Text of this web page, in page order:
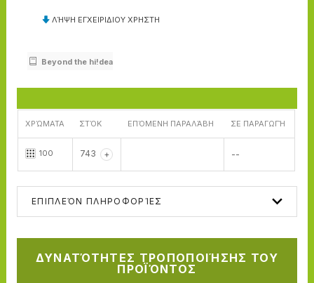
ΛΉΨΗ ΕΓΧΕΙΡΙΔΙΟΥ ΧΡΗΣΤΗ
Beyond the hi!dea
ΧΡΏΜΑΤΑ ΣΤΌΚ ΕΠΌΜΕΝΗ ΠΑΡΑΛΆΒΗ ΣΕ ΠΑΡΑΓΩΓΉ
100 743 + --
ΕΠΙΠΛΕΌΝ ΠΛΗΡΟΦΟΡΊΕΣ
ΔΥΝΑΤΌΤΗΤΕΣ ΤΡΟΠΟΠΟΙΉΣΗΣ ΤΟΥ
ΠΡΟΪΌΝΤΟΣ